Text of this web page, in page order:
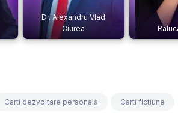
Dr. Alexandru Vlad
Ciurea
Carti dezvoltare personala Carti fictiune